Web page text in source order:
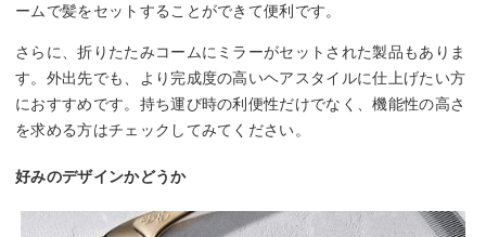
ームで髪をセットすることができて便利です。
さらに、折りたたみコームにミラーがセットされた製品もありま
す。外出先でも、より完成度の高いヘアスタイルに仕上げたい方
におすすめです。持ち運び時の利便性だけでなく、機能性の高さ
を求める方はチェックしてみてください。
好みのデザインかどうか